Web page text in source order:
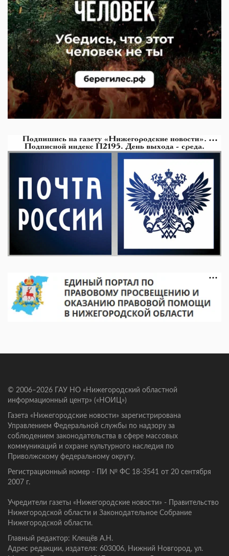
© 2006–2026 ГАУ НО «Нижегородский областной
информационный центр» («НОИЦ»)
Газета «Нижегородские новости» зарегистрирована
Управлением Федеральной службы по надзору за
соблюдением законодательства в сфере массовых
коммуникаций и охране культурного наследия по
Приволжскому федеральному округу.
Регистрационный номер - ПИ № ФС 18-3541 от 20 сентября
2007 г.
Учредители газеты «Нижегородские новости» - Правительство
Нижегородской области и Законодательное Собрание
Нижегородской области.
Главный редактор: Клещёв А.Н.
Адрес редакции, издателя: 603006, Нижний Новгород, ул.